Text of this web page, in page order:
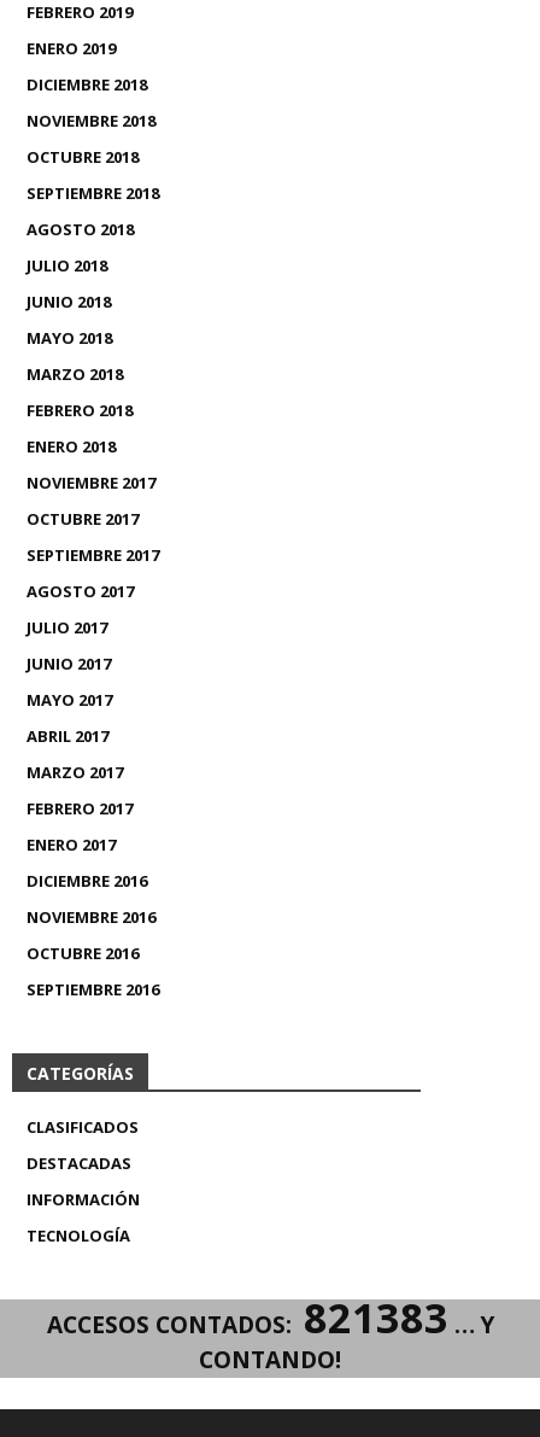
FEBRERO 2019
ENERO 2019
DICIEMBRE 2018
NOVIEMBRE 2018
OCTUBRE 2018
SEPTIEMBRE 2018
AGOSTO 2018
JULIO 2018
JUNIO 2018
MAYO 2018
MARZO 2018
FEBRERO 2018
ENERO 2018
NOVIEMBRE 2017
OCTUBRE 2017
SEPTIEMBRE 2017
AGOSTO 2017
JULIO 2017
JUNIO 2017
MAYO 2017
ABRIL 2017
MARZO 2017
FEBRERO 2017
ENERO 2017
DICIEMBRE 2016
NOVIEMBRE 2016
OCTUBRE 2016
SEPTIEMBRE 2016
CATEGORÍAS
CLASIFICADOS
DESTACADAS
INFORMACIÓN
TECNOLOGÍA
ACCESOS CONTADOS: 821383 … Y
CONTANDO!